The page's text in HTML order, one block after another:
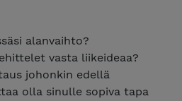
alanvaihto?
vasta liikeideaa?
johonkin edellä
olla sinulle sopiva tapa